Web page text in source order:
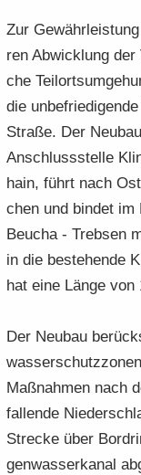
Zur
ren Ab­wick­lung
che
die
Stra­ße. Der
An­schluss­stel­le
hain, führt nach
chen und bin­det im
Beu­cha - Treb­sen
in die be­stehen­de
hat eine Länge von
Der Neu­bau
Maß­nah­men nach
fal­len­de
Stre­cke über
gen­was­ser­ka­nal